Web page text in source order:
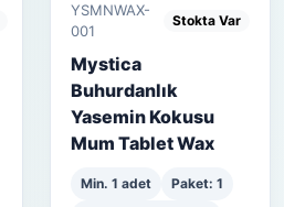
YSMNWAX-
001
Stokta Var
Mystica
Buhurdanlık
Yasemin Kokusu
Mum Tablet Wax
Min. 1 adet
Paket: 1